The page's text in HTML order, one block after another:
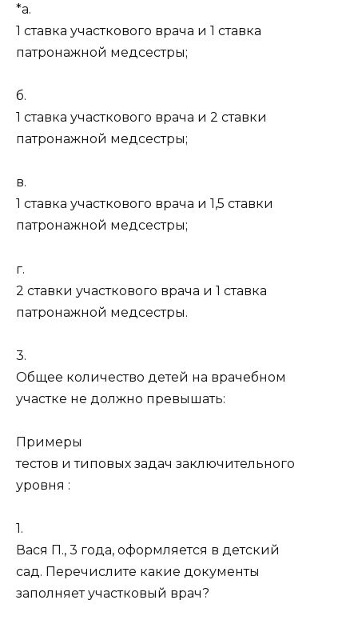
*а.
1 ставка участкового врача и 1 ставка
патронажной медсестры;
б.
1 ставка участкового врача и 2 ставки
патронажной медсестры;
в.
1 ставка участкового врача и 1,5 ставки
патронажной медсестры;
г.
2 ставки участкового врача и 1 ставка
патронажной медсестры.
3.
Общее количество детей на врачебном
участке не должно превышать:
Примеры
тестов и типовых задач заключительного
уровня :
1.
Вася П., 3 года, оформляется в детский
сад. Перечислите какие документы
заполняет участковый врач?